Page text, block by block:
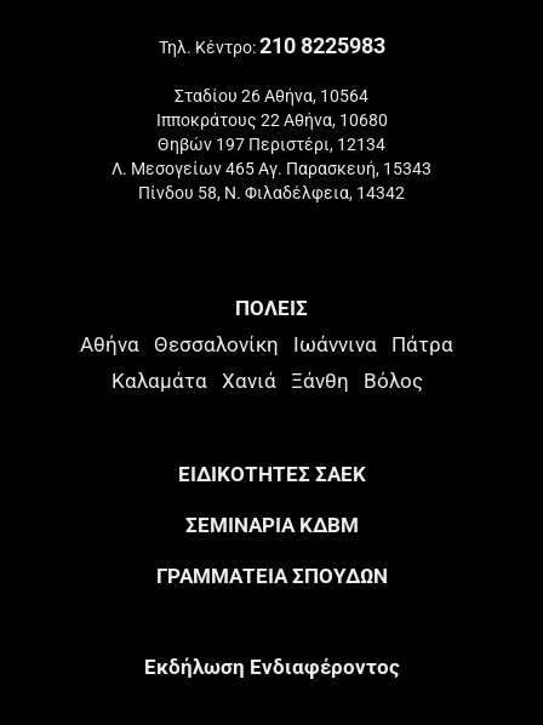
Τηλ. Κέντρο:210 8225983
Σταδίου 26 Αθήνα, 10564
Ιπποκράτους 22 Αθήνα, 10680
Θηβών 197 Περιστέρι, 12134
Λ. Μεσογείων 465 Αγ. Παρασκευή, 15343
Πίνδου 58, Ν. Φιλαδέλφεια, 14342
ΠΟΛΕΙΣ
Αθήνα Θεσσαλονίκη Ιωάννινα
Πάτρα
Καλαμάτα
Χανιά Ξάνθη Βόλος
ΕΙΔΙΚΟΤΗΤΕΣ ΣΑΕΚ
ΣΕΜΙΝΑΡΙΑ ΚΔΒΜ
ΓΡΑΜΜΑΤΕΙΑ ΣΠΟΥΔΩΝ
Eκδήλωση Eνδιαφέροντος